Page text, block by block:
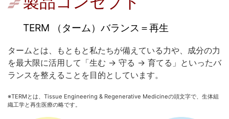
TERM （ターム）バランス＝再生
タームとは、もともと私たちが備えている力や、成分の力
を最大限に活用して「生む → 守る → 育てる」といったバ
ランスを整えることを目的としています。
※TERMとは、Tissue Engineering & Regenerative Medicineの頭文字で、生体組
織工学と再生医療の略です。